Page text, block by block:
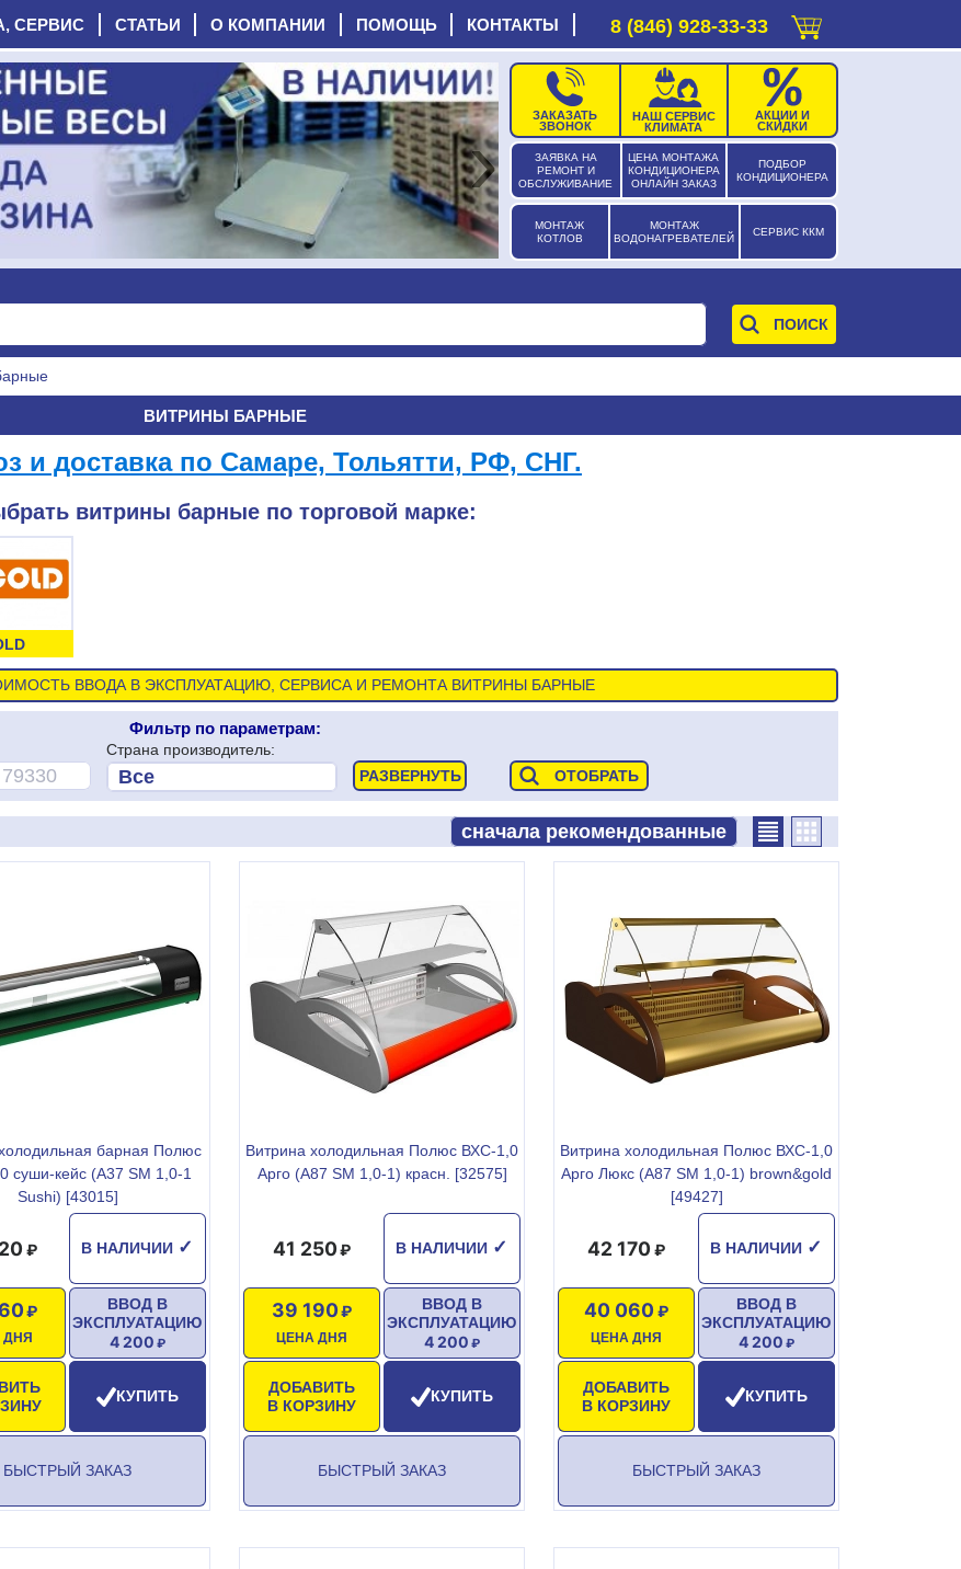
СЕРВИС СТАТЬИ О КОМПАНИИ ПОМОЩЬ КОНТАКТЫ 8 (846) 928-33-33
ЗАЯВКА НА
РЕМОНТ И
ОБСЛУЖИВАНИЕ
ЦЕНА МОНТАЖА
КОНДИЦИОНЕРА
ОНЛАЙН ЗАКАЗ
ПОДБОР
КОНДИЦИОНЕРА
МОНТАЖ
КОТЛОВ
МОНТАЖ
ВОДОНАГРЕВАТЕЛЕЙ
СЕРВИС ККМ
ЗАКАЗАТЬ
ЗВОНОК
НАШ СЕРВИС
КЛИМАТА
АКЦИИ И
СКИДКИ
›
ВИТРИНЫ БАРНЫЕ
и доставка по Самаре, Тольятти, РФ, СНГ.
витрины барные по торговой марке:
ВВОДА В ЭКСПЛУАТАЦИЮ, СЕРВИСА И РЕМОНТА ВИТРИНЫ БАРНЫЕ
Фильтр по параметрам:
Страна производитель:
барная Полюс
суши-кейс (A37 SM 1,0-1
Sushi) [43015]
В НАЛИЧИИ ✓
ДНЯ
ВВОД В
ЭКСПЛУАТАЦИЮ
4 200
КУПИТЬ
БЫСТРЫЙ ЗАКАЗ
Витрина холодильная Полюс ВХС-1,0
Арго (A87 SM 1,0-1) красн. [32575]
В НАЛИЧИИ ✓
41 250
ЦЕНА ДНЯ
39 190
ДОБАВИТЬ
В КОРЗИНУ
ВВОД В
ЭКСПЛУАТАЦИЮ
4 200
КУПИТЬ
БЫСТРЫЙ ЗАКАЗ
Витрина холодильная Полюс ВХС-1,0
Арго Люкс (A87 SM 1,0-1) brown&gold
[49427]
В НАЛИЧИИ ✓
42 170
ЦЕНА ДНЯ
40 060
ДОБАВИТЬ
В КОРЗИНУ
ВВОД В
ЭКСПЛУАТАЦИЮ
4 200
КУПИТЬ
БЫСТРЫЙ ЗАКАЗ